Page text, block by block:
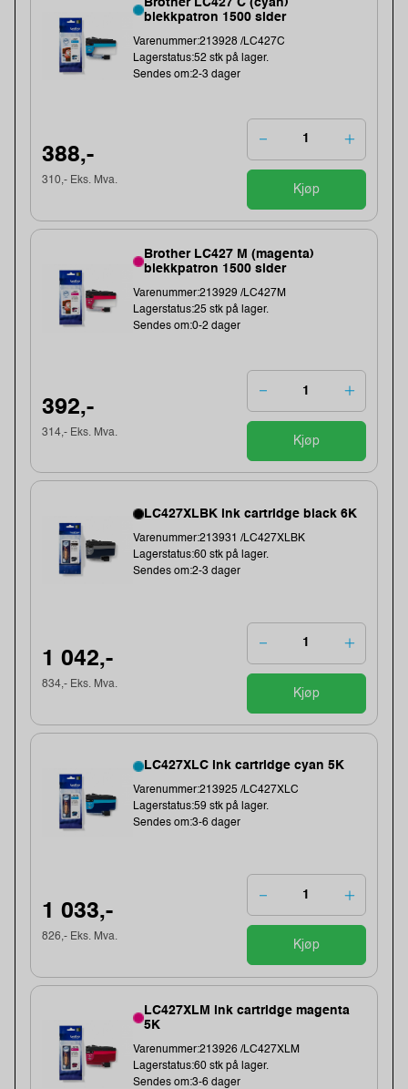
blekkpatron 1500 sider
Varenummer:213928 /LC427C
Lagerstatus:52 stk på lager.
Sendes om:2-3 dager
388,-
310,- Eks. Mva.
Kjøp
Brother LC427 M (magenta)
blekkpatron 1500 sider
Varenummer:213929 /LC427M
Lagerstatus:25 stk på lager.
Sendes om:0-2 dager
392,-
314,- Eks. Mva.
Kjøp
LC427XLBK ink cartridge black 6K
Varenummer:213931 /LC427XLBK
Lagerstatus:60 stk på lager.
Sendes om:2-3 dager
1 042,-
834,- Eks. Mva.
Kjøp
LC427XLC ink cartridge cyan 5K
Varenummer:213925 /LC427XLC
Lagerstatus:59 stk på lager.
Sendes om:3-6 dager
1 033,-
826,- Eks. Mva.
Kjøp
LC427XLM ink cartridge magenta
5K
Varenummer:213926 /LC427XLM
Lagerstatus:60 stk på lager.
Sendes om:3-6 dager